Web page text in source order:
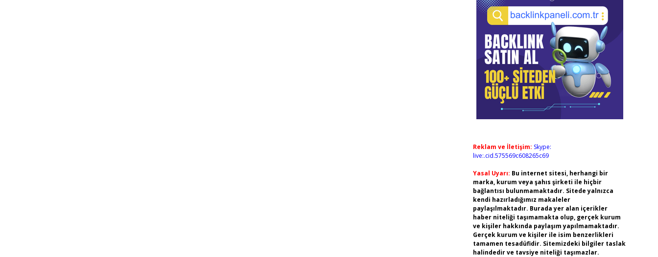
Reklam ve İletişim: Skype:
live:.cid.575569c608265c69
Yasal Uyarı: Bu internet sitesi, herhangi bir
marka, kurum veya şahıs şirketi ile hiçbir
bağlantısı bulunmamaktadır. Sitede yalnızca
kendi hazırladığımız makaleler
paylaşılmaktadır. Burada yer alan içerikler
haber niteliği taşımamakta olup, gerçek kurum
ve kişiler hakkında paylaşım yapılmamaktadır.
Gerçek kurum ve kişiler ile isim benzerlikleri
tamamen tesadüfidir. Sitemizdeki bilgiler taslak
halindedir ve tavsiye niteliği taşımazlar.